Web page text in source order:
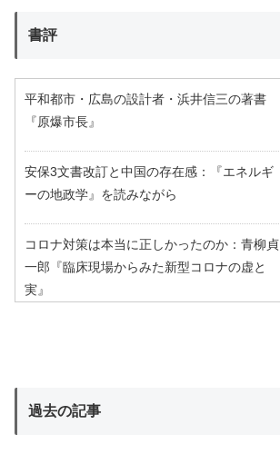
書評
平和都市・広島の設計者・浜井信三の著書
『原爆市長』
安保3文書改訂と中国の存在感：『エネルギ
ーの地政学』を読みながら
コロナ対策は本当に正しかったのか：青柳貞
一郎『臨床現場からみた新型コロナの虚と
実』
過去の記事